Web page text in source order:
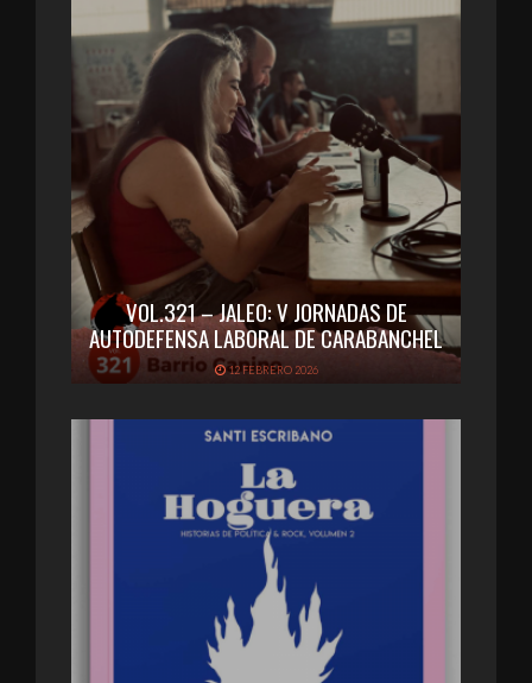
VOL.321 – JALEO: V JORNADAS DE
AUTODEFENSA LABORAL DE CARABANCHEL
12 FEBRERO 2026